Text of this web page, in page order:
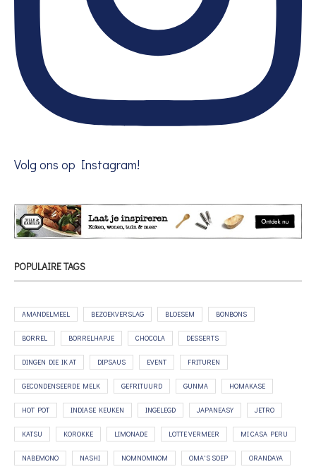
Volg ons op Instagram!
POPULAIRE TAGS
AMANDELMEEL BEZOEKVERSLAG BLOESEM BONBONS
BORREL BORRELHAPJE CHOCOLA DESSERTS
DINGEN DIE IK AT DIPSAUS EVENT FRITUREN
GECONDENSEERDE MELK GEFRITUURD GUNMA HOMAKASE
HOT POT INDIASE KEUKEN INGELEGD JAPANEASY JETRO
KATSU KOROKKE LIMONADE LOTTE VERMEER MI CASA PERU
NABEMONO NASHI NOMNOMNOM OMA'S SOEP ORANDAYA